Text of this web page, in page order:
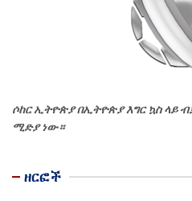
ሶከር ኢትዮጵያ በኢትዮጵያ እግር ኳስ ላይ
ሚድያ ነው።
ዘርፎች